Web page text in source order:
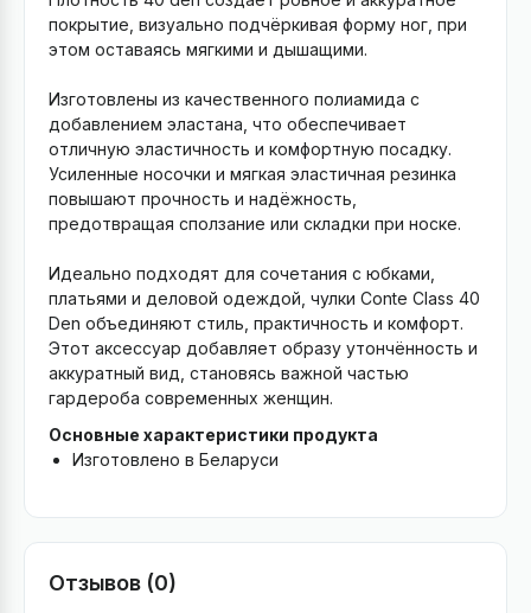
покрытие, визуально подчёркивая форму ног, при
этом оставаясь мягкими и дышащими.
Изготовлены из качественного полиамида с
добавлением эластана, что обеспечивает
отличную эластичность и комфортную посадку.
Усиленные носочки и мягкая эластичная резинка
повышают прочность и надёжность,
предотвращая сползание или складки при носке.
Идеально подходят для сочетания с юбками,
платьями и деловой одеждой, чулки Conte Class 40
Den объединяют стиль, практичность и комфорт.
Этот аксессуар добавляет образу утончённость и
аккуратный вид, становясь важной частью
гардероба современных женщин.
Основные характеристики продукта
Изготовлено в Беларуси
Отзывов (0)